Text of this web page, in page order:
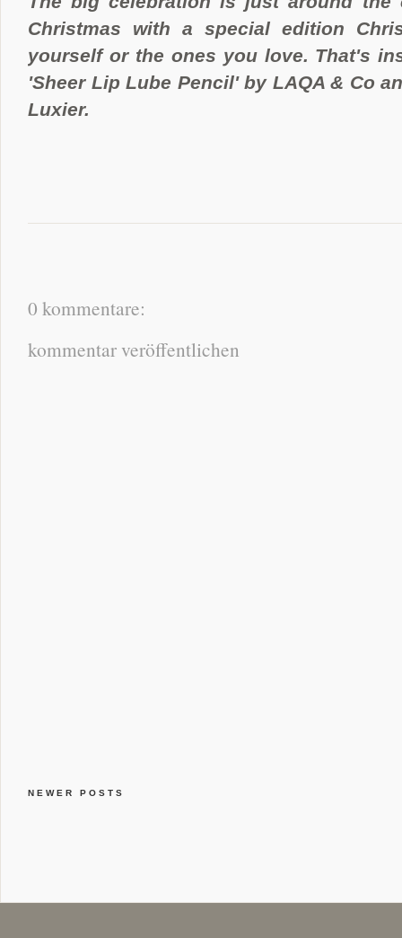
Christmas with a special edition
yourself or the ones you love. That's
'Sheer Lip Lube Pencil' by LAQA & Co
Luxier.
0 kommentare:
kommentar veröffentlichen
NEWER POSTS